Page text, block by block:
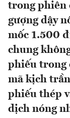
trong phiên
gượng dậy
mốc 1.500
chung
phiếu trong
mã kịch
phiếu thép
dịch nóng